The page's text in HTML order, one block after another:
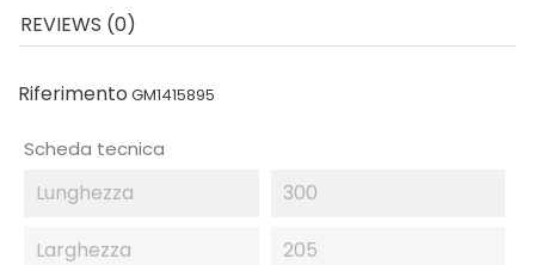
REVIEWS (0)
Riferimento GM1415895
Scheda tecnica
Lunghezza 300
Larghezza 205